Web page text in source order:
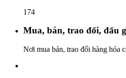
174
Mua, bán, trao đổi, đấu
Nơi mua bán, trao đổi hàng hóa